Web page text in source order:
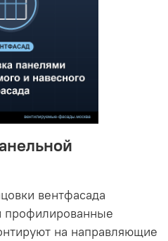
вентфасада
профилированные
на направляющие